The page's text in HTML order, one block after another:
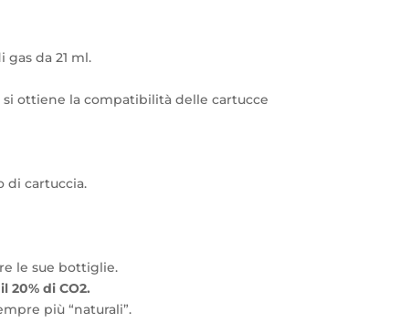
da 21 ml.
ottiene la compatibilità delle cartucce
di cartuccia.
le sue bottiglie.
20% di CO2.
più “naturali”.